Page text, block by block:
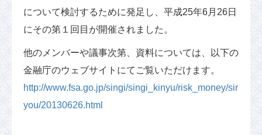
について検討するために発足し、平成25年6月26日
にその第１回目が開催されました。
他のメンバーや議事次第、資料については、以下の
金融庁のウェブサイトにてご覧いただけます。
http://www.fsa.go.jp/singi/singi_kinyu/risk_money/sir
you/20130626.html